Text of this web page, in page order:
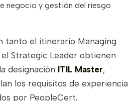
negocio y gestión del riesgo
tanto el itinerario Managing
Strategic Leader obtienen
designación ITIL Master,
los requisitos de experiencia
por PeopleCert.